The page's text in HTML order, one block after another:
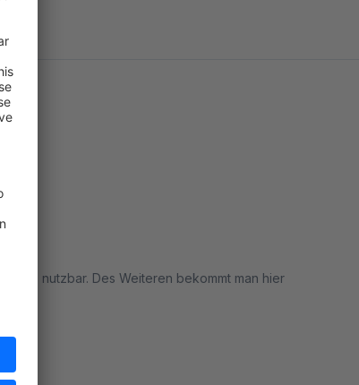
nutzbar. Des Weiteren bekommt man hier